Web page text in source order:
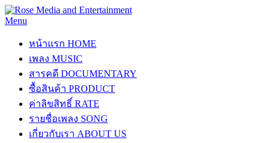
Menu
หน้าแรก HOME
เพลง MUSIC
สารคดี DOCUMENTARY
ซื้อสินค้า PRODUCT
ค่าลิขสิทธิ์ RATE
รายชื่อเพลง SONG
เกี่ยวกับเรา ABOUT US